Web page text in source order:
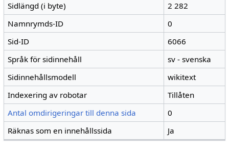
Sidlängd (i byte)
2 282
Namnrymds-ID
0
Sid-ID
6066
Språk för sidinnehåll
sv - svenska
Sidinnehållsmodell
wikitext
Indexering av robotar
Tillåten
Antal omdirigeringar till denna sida
0
Räknas som en innehållssida
Ja